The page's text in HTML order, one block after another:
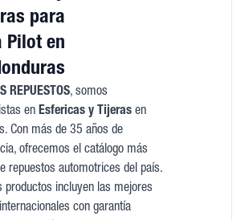
para
Pilot en
REPUESTOS, somos
en Esfericas y Tijerasen
Con más de 35 años de
ofrecemos el catálogo más
repuestos automotrices del país.
productos incluyen las mejores
con garantía